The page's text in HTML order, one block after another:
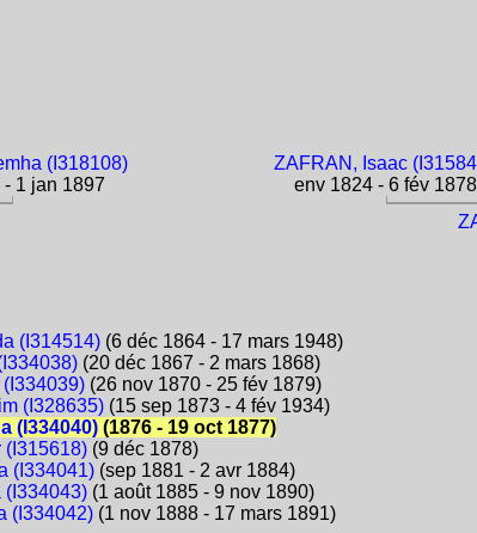
(I318108)
1 jan 1897
ZAFRAN, Isaac
env 1824 - 6 fév 1878
(I314514) (6 déc 1864 - 17 mars 1948)
(20 déc 1867 - 2 mars 1868)
(26 nov 1870 - 25 fév 1879)
(I328635) (15 sep 1873 - 4 fév 1934)
(I334040) (1876 - 19 oct 1877)
(I315618) (9 déc 1878)
(I334041) (sep 1881 - 2 avr 1884)
(I334043) (1 août 1885 - 9 nov 1890)
(I334042) (1 nov 1888 - 17 mars 1891)